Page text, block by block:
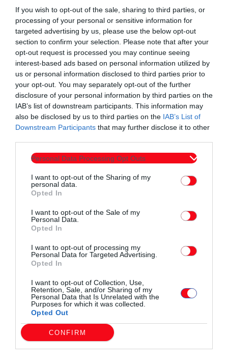
If you wish to opt-out of the sale, sharing to third parties, or
processing of your personal or sensitive information for
targeted advertising by us, please use the below opt-out
section to confirm your selection. Please note that after your
opt-out request is processed you may continue seeing
interest-based ads based on personal information utilized by
us or personal information disclosed to third parties prior to
your opt-out. You may separately opt-out of the further
disclosure of your personal information by third parties on the
IAB’s list of downstream participants. This information may
also be disclosed by us to third parties on the IAB’s List of
Downstream Participants that may further disclose it to other
Personal Data Processing Opt Outs
I want to opt-out of the Sharing of my
personal data.
Opted In
I want to opt-out of the Sale of my
Personal Data.
Opted In
I want to opt-out of processing my
Personal Data for Targeted Advertising.
Opted In
I want to opt-out of Collection, Use,
Retention, Sale, and/or Sharing of my
Personal Data that Is Unrelated with the
Purposes for which it was collected.
Opted Out
CONFIRM
Θεατρική παράσταση
Θέλω να σου κρατώ το χέρι
Ώρα έναρξης21.30
ΠΑΡΑΣΚΕΥΗ 10 ΙΟΥΛΙΟΥ
Θεατρική παράσταση
ΣΑΒΒΑΤΟ 11 ΙΟΥΛΙΟΥ
Έλμερ ο Παρδαλός Ελέφαντας
Ώρα έναρξης21.00
ΔΕΥΤΕΡΑ 13, ΤΡΙΤΗ 14, ΤΕΤΑΡΤΗ 15 ΙΟΥΛΙΟΥ